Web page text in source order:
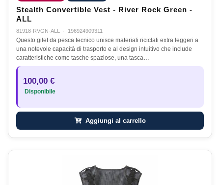
Stealth Convertible Vest - River Rock Green -
ALL
81918-RVGN-ALL · 196924909311
Questo gilet da pesca tecnico unisce materiali riciclati extra leggeri a
una notevole capacità di trasporto e al design intuitivo che include
caratteristiche come tasche spaziose, una tasca…
100,00 €
Disponibile
Aggiungi al carrello